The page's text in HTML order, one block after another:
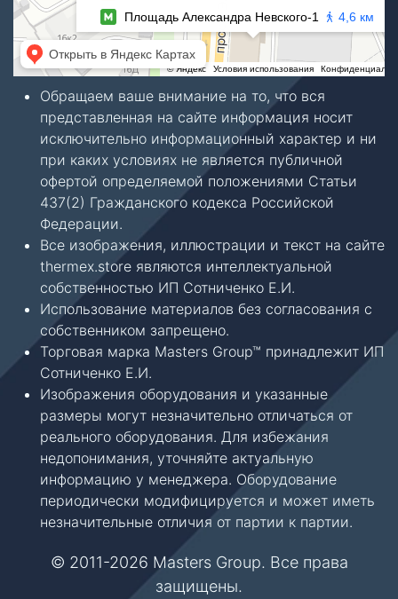
Обращаем ваше внимание на то, что вся
представленная на сайте информация носит
исключительно информационный характер и ни
при каких условиях не является публичной
офертой определяемой положениями Статьи
437(2) Гражданского кодекса Российской
Федерации.
Все изображения, иллюстрации и текст на сайте
thermex.store являются интеллектуальной
собственностью ИП Сотниченко Е.И.
Использование материалов без согласования с
собственником запрещено.
Торговая марка Masters Group™ принадлежит ИП
Сотниченко Е.И.
Изображения оборудования и указанные
размеры могут незначительно отличаться от
реального оборудования. Для избежания
недопонимания, уточняйте актуальную
информацию у менеджера. Оборудование
периодически модифицируется и может иметь
незначительные отличия от партии к партии.
© 2011-2026 Masters Group. Все права
защищены.